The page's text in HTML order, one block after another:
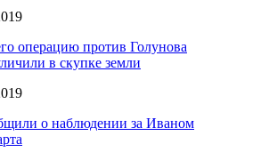
операцию против Голунова
в скупке земли
о наблюдении за Иваном